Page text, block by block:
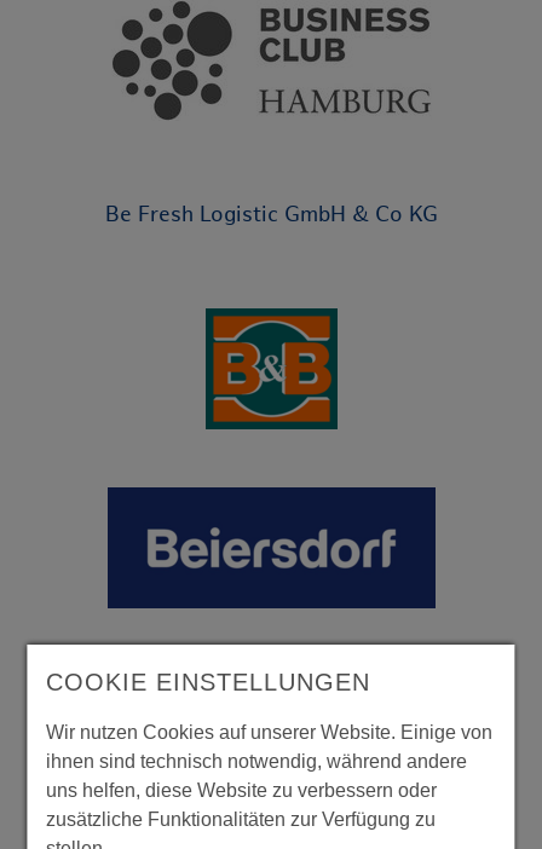
COOKIE EINSTELLUNGEN
Wir nutzen Cookies auf unserer Website. Einige von
ihnen sind technisch notwendig, während andere
uns helfen, diese Website zu verbessern oder
zusätzliche Funktionalitäten zur Verfügung zu
Be Fresh Logistic GmbH & Co KG